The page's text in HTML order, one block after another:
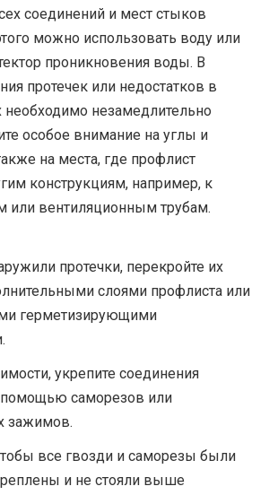
соединений и мест стыков
можно использовать воду или
проникновения воды. В
протечек или недостатков в
необходимо незамедлительно
особое внимание на углы и
на места, где профлист
конструкциям, например, к
вентиляционным трубам.
протечки, перекройте их
слоями профлиста или
герметизирующими
укрепите соединения
помощью саморезов или
зажимов.
все гвозди и саморезы были
и не стояли выше